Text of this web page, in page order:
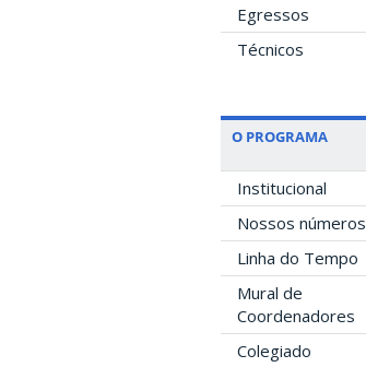
Egressos
Técnicos
O PROGRAMA
Institucional
Nossos números
Linha do Tempo
Mural de
Coordenadores
Colegiado